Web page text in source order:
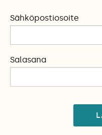
Sähköpostiosoite
Salasana